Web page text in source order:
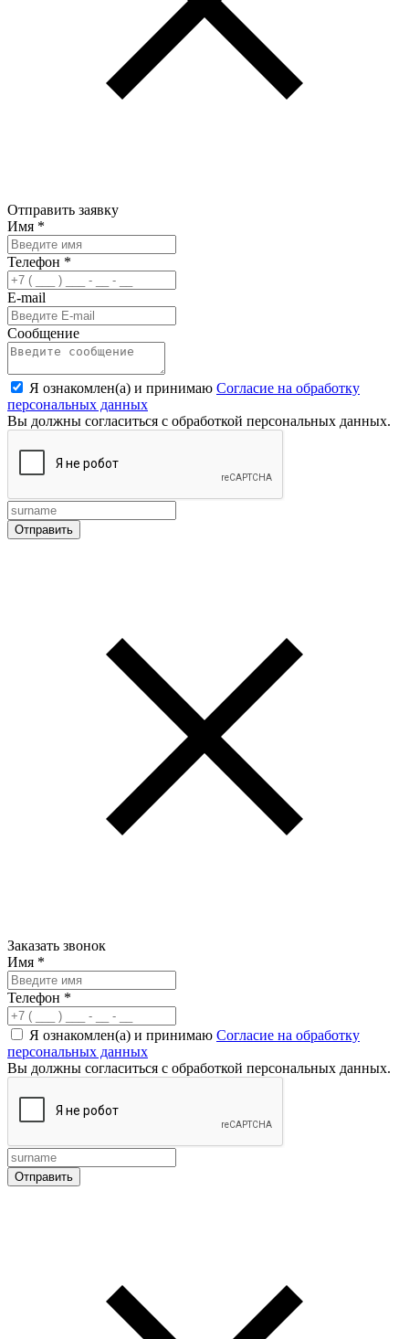
Отправить заявку
Имя *
Телефон *
E-mail
Сообщение
Я ознакомлен(а) и принимаю Согласие на обработку
персональных данных
Вы должны согласиться с обработкой персональных данных.
Заказать звонок
Имя *
Телефон *
Я ознакомлен(а) и принимаю Согласие на обработку
персональных данных
Вы должны согласиться с обработкой персональных данных.